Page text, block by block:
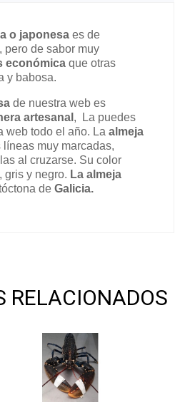
o japonesa es de
pero de sabor muy
económica que otras
y babosa.
artesanal ,  La puedes
web todo el año. La almeja
líneas muy marcadas,
al cruzarse. Su color
gris y negro. La almeja
de Galicia.
RELACIONADOS